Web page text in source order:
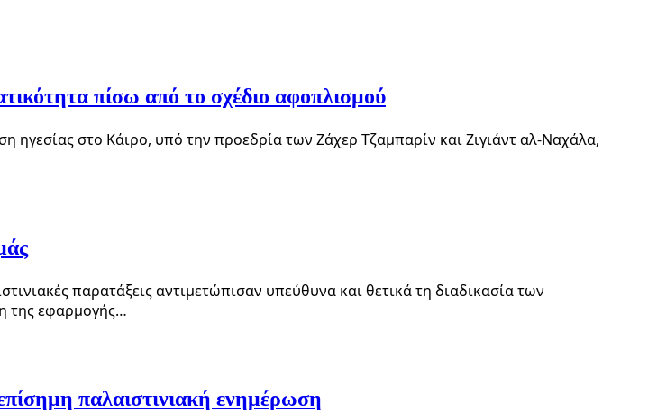
πίσω από το σχέδιο αφοπλισμού
ηγεσίας στο Κάιρο, υπό την προεδρία των Ζάχερ Τζαμπαρίν και Ζιγιάντ αλ-Ναχάλα,
παρατάξεις αντιμετώπισαν υπεύθυνα και θετικά τη διαδικασία των
της εφαρμογής…
παλαιστινιακή ενημέρωση